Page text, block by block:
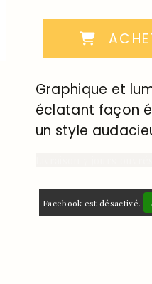
Graphique et
éclatant façon
un style
Facebook est désactivé.